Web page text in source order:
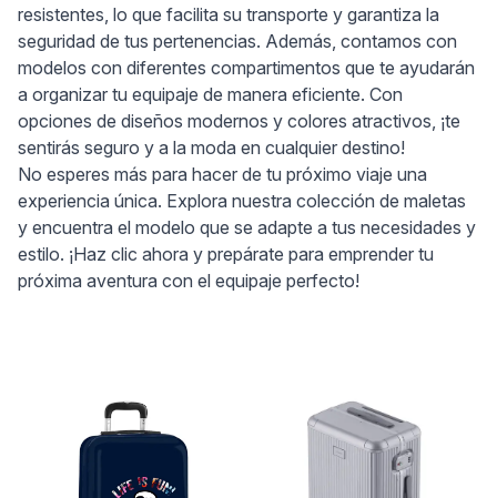
resistentes, lo que facilita su transporte y garantiza la
seguridad de tus pertenencias. Además, contamos con
modelos con diferentes compartimentos que te ayudarán
a organizar tu equipaje de manera eficiente. Con
opciones de diseños modernos y colores atractivos, ¡te
sentirás seguro y a la moda en cualquier destino!
No esperes más para hacer de tu próximo viaje una
experiencia única. Explora nuestra colección de maletas
y encuentra el modelo que se adapte a tus necesidades y
estilo. ¡Haz clic ahora y prepárate para emprender tu
próxima aventura con el equipaje perfecto!